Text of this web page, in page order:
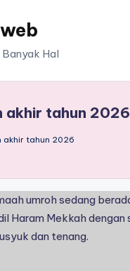
Hal
akhir tahun 2026
akhir tahun 2026